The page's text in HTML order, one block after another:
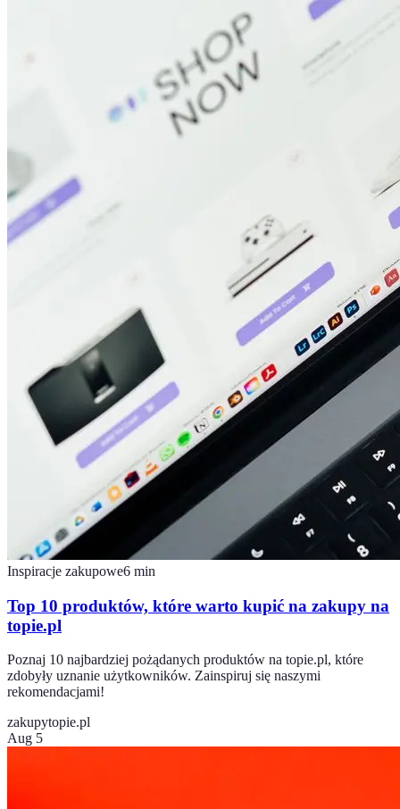
Inspiracje zakupowe6 min
Top 10 produktów, które warto kupić na zakupy na
topie.pl
Poznaj 10 najbardziej pożądanych produktów na topie.pl, które
zdobyły uznanie użytkowników. Zainspiruj się naszymi
rekomendacjami!
zakupytopie.pl
Aug 5